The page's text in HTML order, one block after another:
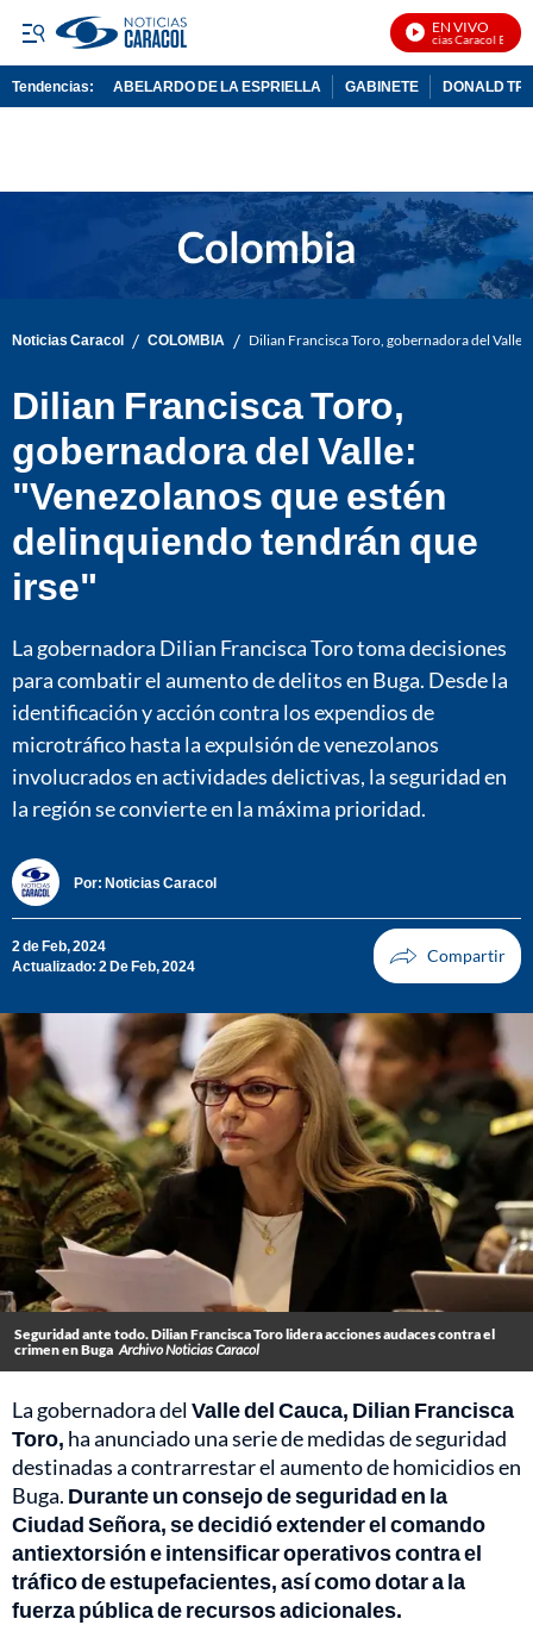
EN VIVO
Noticias Caracol En Vivo
Tendencias: ABELARDO DE LA ESPRIELLA GABINETE DONALD
Noticias Caracol / COLOMBIA / Dilian Francisca Toro, gobernadora del
Dilian Francisca Toro,
gobernadora del Valle:
"Venezolanos que estén
delinquiendo tendrán que
irse"
La gobernadora Dilian Francisca Toro toma decisiones
para combatir el aumento de delitos en Buga. Desde la
identificación y acción contra los expendios de
microtráfico hasta la expulsión de venezolanos
involucrados en actividades delictivas, la seguridad en
la región se convierte en la máxima prioridad.
Por: Noticias Caracol
2 de Feb, 2024
Actualizado: 2 De Feb, 2024
Seguridad ante todo. Dilian Francisca Toro lidera acciones audaces contra el
crimen en Buga Archivo Noticias Caracol
La gobernadora delValle del Cauca, Dilian Francisca
Toro, ha anunciado una serie de medidas de seguridad
destinadas a contrarrestar el aumento de homicidios en
Buga. Durante un consejo de seguridad en la
Ciudad Señora, se decidió extender el comando
antiextorsión e intensificar operativos contra el
tráfico de estupefacientes, así como dotar a la
fuerza pública de recursos adicionales.